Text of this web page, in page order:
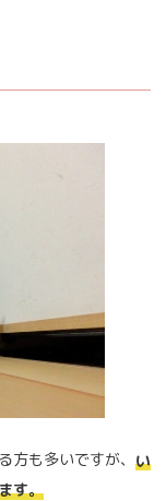
も多いですが、 い
す。